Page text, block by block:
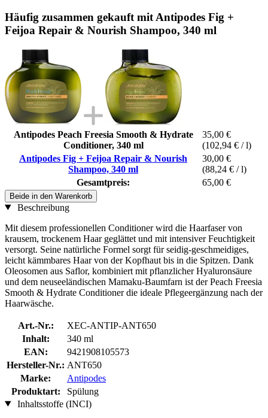
Häufig zusammen gekauft mit Antipodes Fig +
Feijoa Repair & Nourish Shampoo, 340 ml
Antipodes Peach Freesia Smooth & Hydrate
Conditioner, 340 ml
35,00 €
(102,94 € / l)
Antipodes Fig + Feijoa Repair & Nourish
Shampoo, 340 ml
30,00 €
(88,24 € / l)
Gesamtpreis:
65,00 €
Beide in den Warenkorb
Beschreibung
Mit diesem professionellen Conditioner wird die Haarfaser von
krausem, trockenem Haar geglättet und mit intensiver Feuchtigkeit
versorgt. Seine natürliche Formel sorgt für seidig-geschmeidiges,
leicht kämmbares Haar von der Kopfhaut bis in die Spitzen. Dank
Oleosomen aus Saflor, kombiniert mit pflanzlicher Hyaluronsäure
und dem neuseeländischen Mamaku-Baumfarn ist der Peach Freesia
Smooth & Hydrate Conditioner die ideale Pflegeergänzung nach der
Haarwäsche.
Art.-Nr.:
XEC-ANTIP-ANT650
Inhalt:
340 ml
EAN:
9421908105573
Hersteller-Nr.: ANT650
Marke:
Antipodes
Produktart:
Spülung
Inhaltsstoffe (INCI)